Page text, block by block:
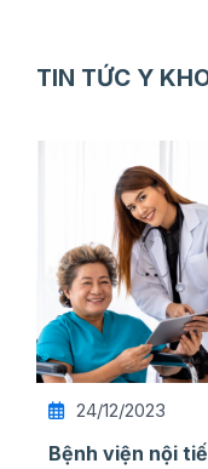
TIN TỨC Y
24/12/2023
Bệnh viện nội